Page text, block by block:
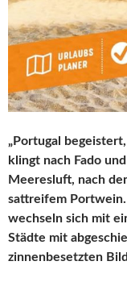
„Portugal
klingt nach Fado
Meeresluft, nach
sattreifem
wechseln sich mit
Städte mit
zinnenbesetzten